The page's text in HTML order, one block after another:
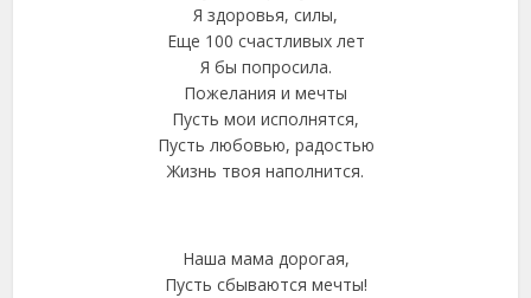
Я здоровья, силы,
Еще 100 счастливых лет
Я бы попросила.
Пожелания и мечты
Пусть мои исполнятся,
Пусть любовью, радостью
Жизнь твоя наполнится.
Наша мама дорогая,
Пусть сбываются мечты!